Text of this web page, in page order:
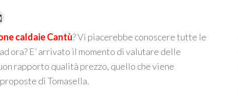
caldaie Cantù? Vi piacerebbe conoscere tutte le
ora? E’ arrivato il momento di valutare delle
rapporto qualità prezzo, quello che viene
di Tomasella.